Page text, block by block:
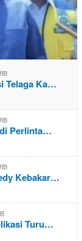
Telaga Ka…
Perlinta…
Kebakar…
Turu…